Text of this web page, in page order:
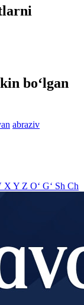
bo‘lgan
abraziv
X Y Z O‘ G‘ Sh Ch